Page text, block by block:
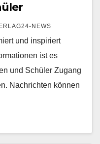
NEWS
und inspiriert
ist es
und Schüler Zugang
Nachrichten können